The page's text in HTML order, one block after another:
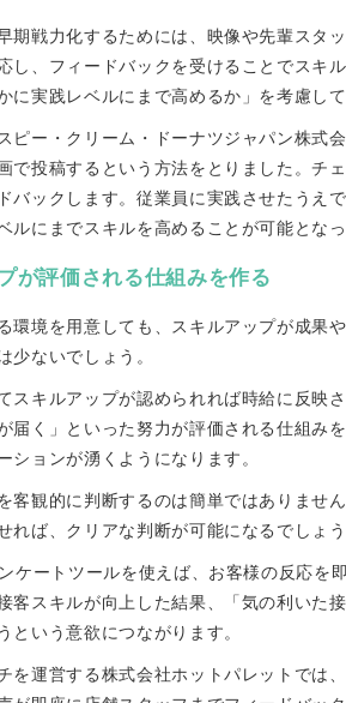
期戦力化するためには、映像や先輩スタ
し、フィードバックを受けることでスキ
に実践レベルにまで高めるか」を考慮し
ピー・クリーム・ドーナツジャパン株式
で投稿するという方法をとりました。チ
バックします。従業員に実践させたうえ
ルにまでスキルを高めることが可能となっ
が評価される仕組みを作る
環境を用意しても、スキルアップが成果
少ないでしょう。
スキルアップが認められれば時給に反
届く」といった努力が評価される仕組み
ションが湧くようになります。
客観的に判断するのは簡単ではありませ
れば、クリアな判断が可能になるでしょう
ケートツールを使えば、お客様の反応を
客スキルが向上した結果、「気の利いた
という意欲につながります。
を運営する株式会社ホットパレットでは